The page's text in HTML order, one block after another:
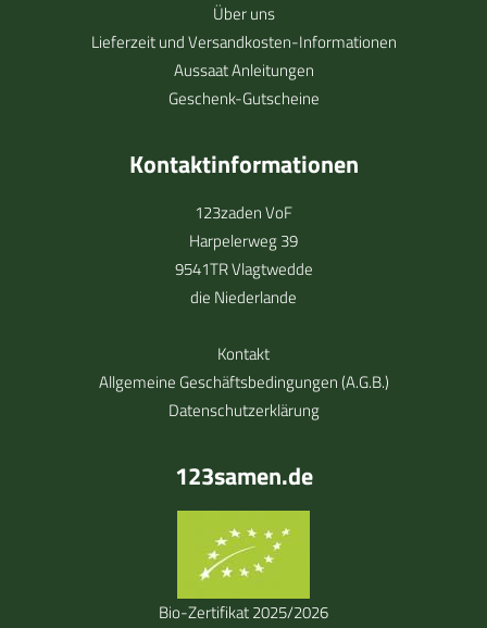
Über uns
Lieferzeit und Versandkosten-Informationen
Aussaat Anleitungen
Geschenk-Gutscheine
Kontaktinformationen
123zaden VoF
Harpelerweg 39
9541TR Vlagtwedde
die Niederlande
Kontakt
Allgemeine Geschäftsbedingungen (A.G.B.)
Datenschutzerklärung
123samen.de
Bio-Zertifikat 2025/2026